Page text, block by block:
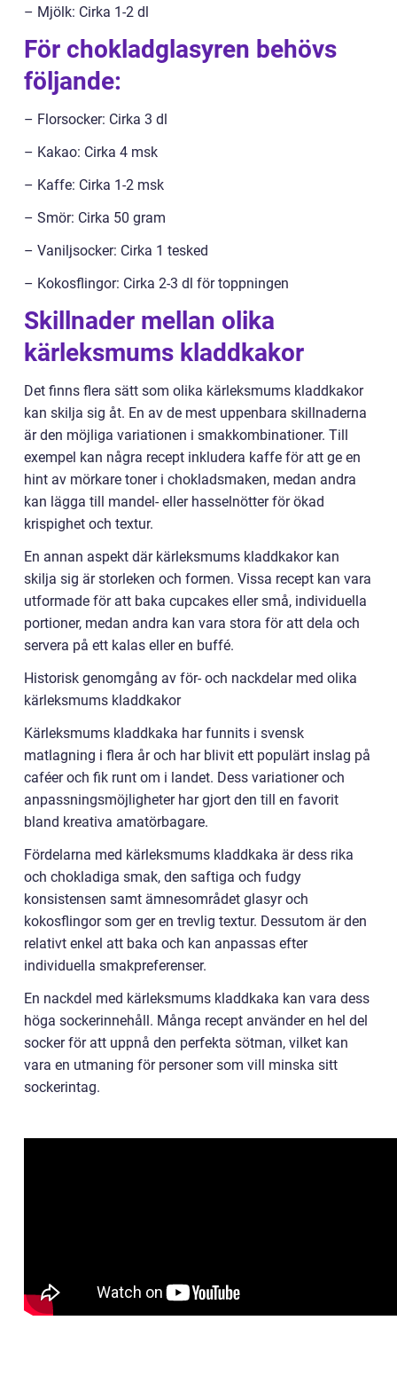
– Mjölk: Cirka 1-2 dl
För chokladglasyren behövs
följande:
– Florsocker: Cirka 3 dl
– Kakao: Cirka 4 msk
– Kaffe: Cirka 1-2 msk
– Smör: Cirka 50 gram
– Vaniljsocker: Cirka 1 tesked
– Kokosflingor: Cirka 2-3 dl för toppningen
Skillnader mellan olika
kärleksmums kladdkakor
Det finns flera sätt som olika kärleksmums kladdkakor
kan skilja sig åt. En av de mest uppenbara skillnaderna
är den möjliga variationen i smakkombinationer. Till
exempel kan några recept inkludera kaffe för att ge en
hint av mörkare toner i chokladsmaken, medan andra
kan lägga till mandel- eller hasselnötter för ökad
krispighet och textur.
En annan aspekt där kärleksmums kladdkakor kan
skilja sig är storleken och formen. Vissa recept kan vara
utformade för att baka cupcakes eller små, individuella
portioner, medan andra kan vara stora för att dela och
servera på ett kalas eller en buffé.
Historisk genomgång av för- och nackdelar med olika
kärleksmums kladdkakor
Kärleksmums kladdkaka har funnits i svensk
matlagning i flera år och har blivit ett populärt inslag på
caféer och fik runt om i landet. Dess variationer och
anpassningsmöjligheter har gjort den till en favorit
bland kreativa amatörbagare.
Fördelarna med kärleksmums kladdkaka är dess rika
och chokladiga smak, den saftiga och fudgy
konsistensen samt ämnesområdet glasyr och
kokosflingor som ger en trevlig textur. Dessutom är den
relativt enkel att baka och kan anpassas efter
individuella smakpreferenser.
En nackdel med kärleksmums kladdkaka kan vara dess
höga sockerinnehåll. Många recept använder en hel del
socker för att uppnå den perfekta sötman, vilket kan
vara en utmaning för personer som vill minska sitt
sockerintag.